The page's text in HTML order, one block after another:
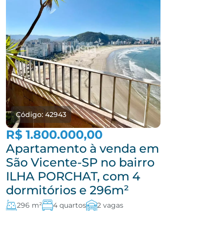
Código: 42943
R$ 1.800.000,00
Apartamento à venda em
São Vicente-SP no bairro
ILHA PORCHAT, com 4
dormitórios e 296m²
296 m² 4 quartos 2 vagas